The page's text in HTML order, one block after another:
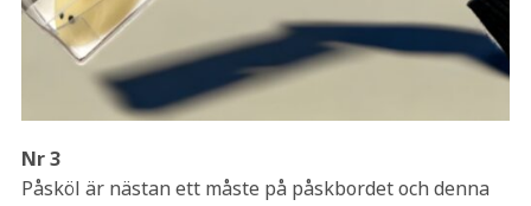
Nr 3
Påsköl är nästan ett måste på påskbordet och denna